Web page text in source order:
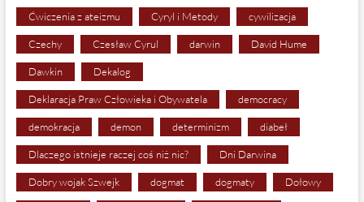
Ćwiczenia z ateizmu Cyryl i Metody cywilizacja
Czechy Czesław Cyrul darwin David Hume
Dawkin Dekalog
Deklaracja Praw Człowieka i Obywatela democracy
demokracja demon determinizm diabeł
Dlaczego istnieje raczej coś niż nic? Dni Darwina
Dobry wojak Szwejk dogmat dogmaty Dołowy